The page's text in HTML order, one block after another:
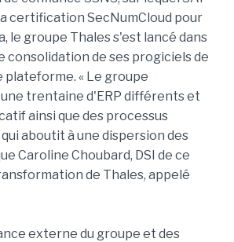
certification SecNumCloud pour
le groupe Thales s'est lancé dans
consolidation de ses progiciels de
« Le groupe
trentaine d'ERP différents et
ainsi que des processus
aboutit à une dispersion des
Caroline Choubard, DSI de ce
de Thales, appelé
externe du groupe et des